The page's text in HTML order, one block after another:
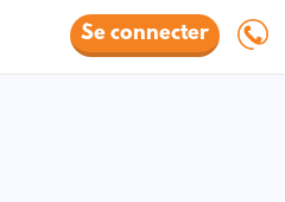
Se connecter